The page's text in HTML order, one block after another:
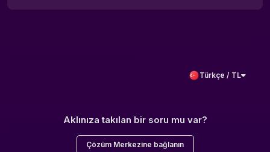
Türkçe / TL
Aklınıza takılan bir soru mu var?
Çözüm Merkezine bağlanın